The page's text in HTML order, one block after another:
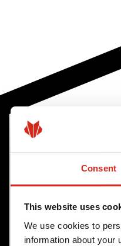
Consent
This website uses
We use cookies to
information about your